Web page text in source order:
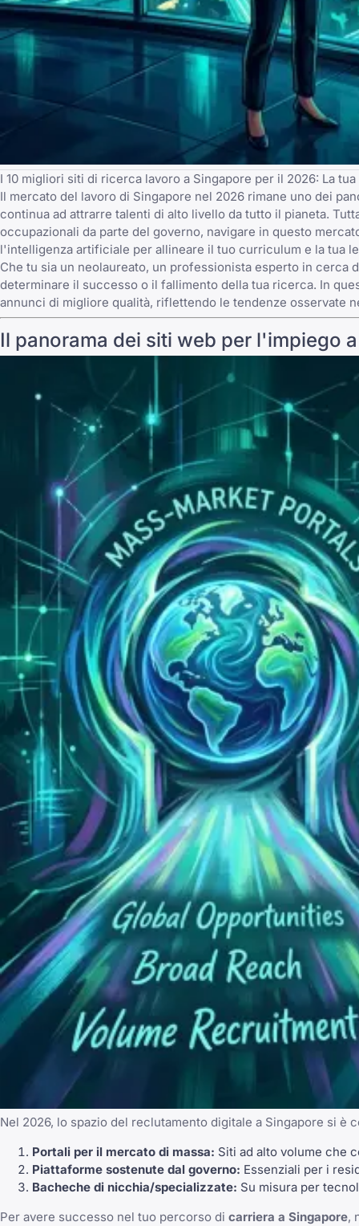
I 10 migliori siti di ricerca lavoro a Singapore per il 2026: La
Il mercato del lavoro di Singapore nel 2026 rimane uno dei
continua ad attrarre talenti di alto livello da tutto il pianeta.
occupazionali da parte del governo, navigare in questo
l'intelligenza artificiale per allineare il tuo curriculum e la tua
Che tu sia un neolaureato, un professionista esperto in cerca
determinare il successo o il fallimento della tua ricerca. In
annunci di migliore qualità, riflettendo le tendenze osservate
Il panorama dei siti web per l'impiego
Nel 2026, lo spazio del reclutamento digitale a Singapore si è
Portali per il mercato di massa: Siti ad alto volume che
Piattaforme sostenute dal governo: Essenziali per i
Bacheche di nicchia/specializzate: Su misura per
Per avere successo nel tuo percorso di carriera a Singapore,